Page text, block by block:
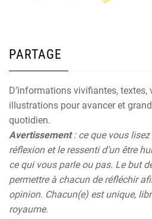
PARTAGE
D’informations vivifiantes, textes,
illustrations pour avancer et
quotidien.
Avertissement: ce que vous
réflexion et le ressenti d’un être
ce qui vous parle ou pas. Le but
permettre à chacun de réfléchir
opinion. Chacun(e) est unique,
royaume.